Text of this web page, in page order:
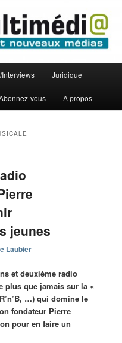
Interviews Juridique
vous A propos
jeunes
Laubier
et deuxième radio
plus que jamais sur la «
…) qui domine le
fondateur Pierre
pour en faire un